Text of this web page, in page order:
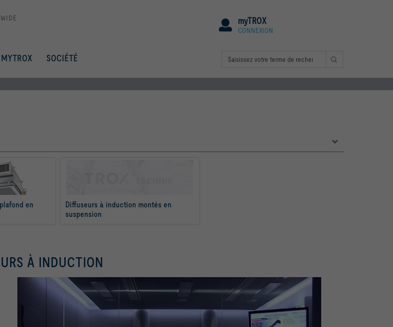
myTROX
CONNEXION
MYTROX SOCIÉTÉ
en
Diffuseurs à induction montés en
suspension
À INDUCTION